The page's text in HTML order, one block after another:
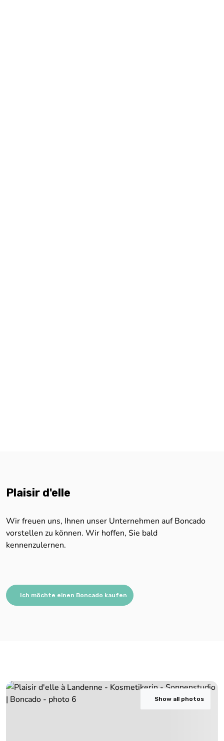
Plaisir d'elle
Wir freuen uns, Ihnen unser Unternehmen auf Boncado
vorstellen zu können. Wir hoffen, Sie bald
kennenzulernen.
Ich möchte einen Boncado kaufen
Show all photos